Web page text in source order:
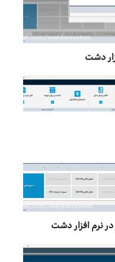
دشت
نرم افزار دشت